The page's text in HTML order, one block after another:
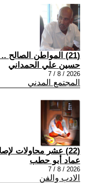
(21) المواطن الصالح .. عقد بين الدولة والإنسان
حسين علي الحمداني
2026 / 8 / 7
المجتمع المدني
(22) عشر محاولات لإصلاح إنسان لا يملك قطع الغيار
عماد أبو حطب
2026 / 8 / 7
الادب والفن